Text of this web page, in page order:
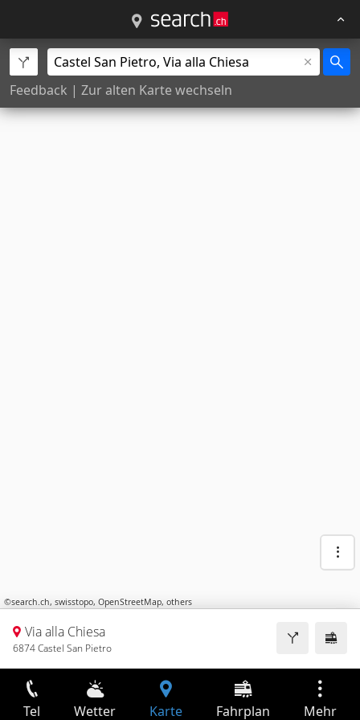
Feedback | Zur alten Karte wechseln
©search.ch, swisstopo, OpenStreetMap, others
Via alla Chiesa
6874 Castel San Pietro
Tel Wetter Karte Fahrplan Mehr